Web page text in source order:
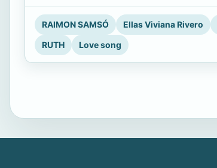
RAIMON SAMSÓ Ellas Viviana Rivero
RUTH
Love song